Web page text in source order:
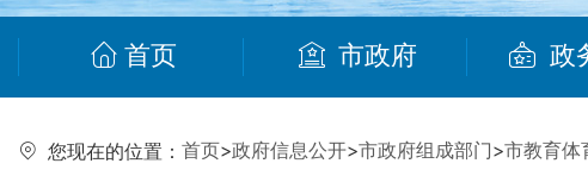
首页 市政府 政
您现在的位置： 首页>政府信息公开>市政府组成部门>市教育体